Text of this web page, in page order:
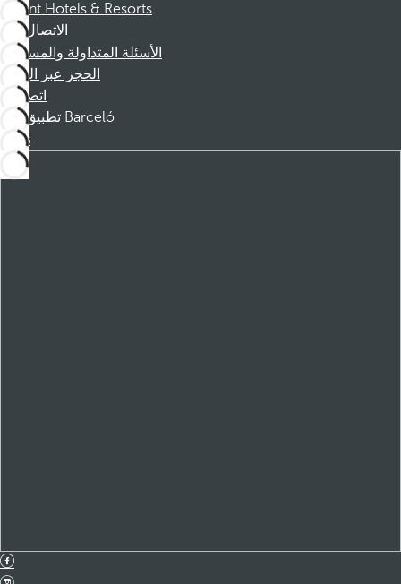
Dorint Hotels & Resorts
الاتصال
الأسئلة المتداولة والمساعدة
الحجز عبر الهاتف
اتصل بنا
تطبيق Barceló
تنزيل